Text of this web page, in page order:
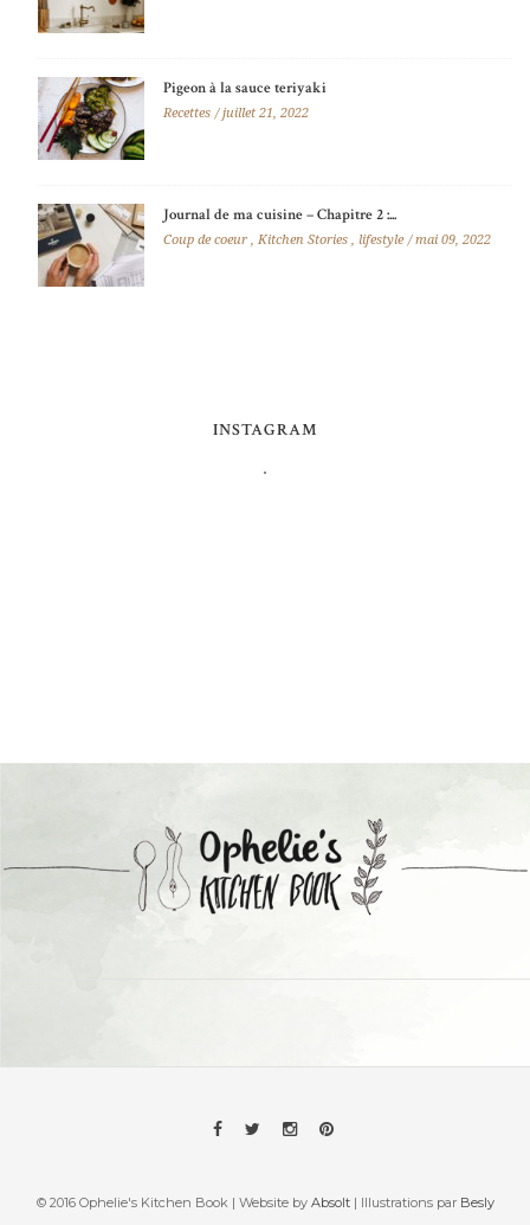
Pigeon à la sauce teriyaki
Recettes juillet 21, 2022
Journal de ma cuisine – Chapitre 2 :...
Coup de coeur ,Kitchen Stories ,lifestyle mai 09, 2022
INSTAGRAM
© 2016 Ophelie's Kitchen Book | Website by Absolt| Illustrations par Besly